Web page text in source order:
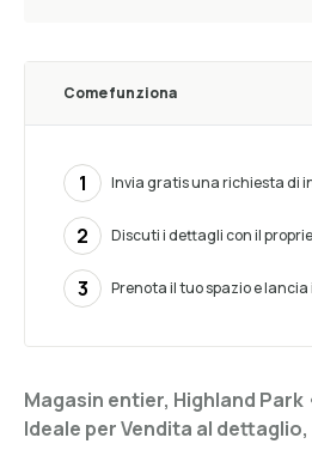
Magasin entier, Highland Park
Ideale perVendita al
Come funziona
1 Invia gratis una richiesta di
2 Discuti i dettagli con il
3 Prenota il tuo spazio e